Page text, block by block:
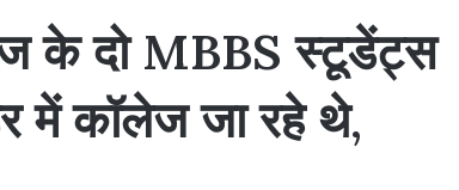
के दो MBBS स्टूडेंट्स
में कॉलेज जा रहे थे,